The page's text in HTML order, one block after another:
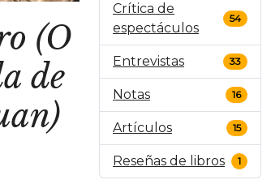
(O
de
Crítica de
espectáculos
54
Entrevistas 33
Notas 16
Artículos 15
Reseñas de libros 1